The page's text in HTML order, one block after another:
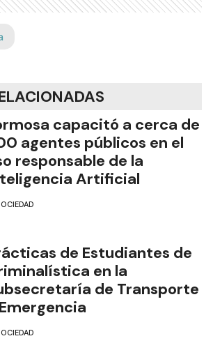
capacitó a cerca de
agentes públicos en el
responsable de la
Artificial
de Estudiantes de
en la
de Transporte